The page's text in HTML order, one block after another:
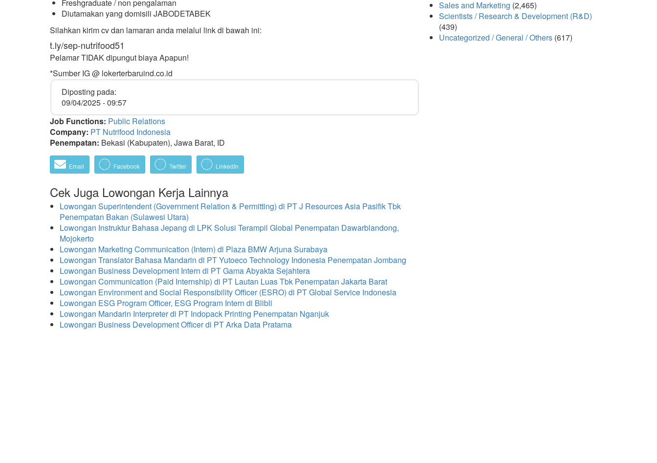
Freshgraduate / non pengalaman
Diutamakan yang domisili JABODETABEK
Silahkan kirim cv dan lamaran anda melalui link di bawah ini:
t.ly/sep-nutrifood51
Pelamar TIDAK dipungut biaya Apapun!
*Sumber IG @ lokerterbaruind.co.id
Diposting pada:
09/04/2025 - 09:57
Job Functions: Public Relations
Company: PT Nutrifood Indonesia
Penempatan: Bekasi (Kabupaten), Jawa Barat, ID
Email Facebook Twitter LinkedIn
Cek Juga Lowongan Kerja Lainnya
Lowongan Superintendent (Government Relation & Permitting) di PT J Resources Asia Pasifik Tbk
Penempatan Bakan (Sulawesi Utara)
Lowongan Instruktur Bahasa Jepang di LPK Solusi Terampil Global Penempatan Dawarblandong,
Mojokerto
Lowongan Marketing Communication (Intern) di Plaza BMW Arjuna Surabaya
Lowongan Translator Bahasa Mandarin di PT Yutoeco Technology Indonesia Penempatan Jombang
Lowongan Business Development Intern di PT Gama Abyakta Sejahtera
Lowongan Communication (Paid Internship) di PT Lautan Luas Tbk Penempatan Jakarta Barat
Lowongan Environment and Social Responsibility Officer (ESRO) di PT Global Service Indonesia
Lowongan ESG Program Officer, ESG Program Intern di Blibli
Lowongan Mandarin Interpreter di PT Indopack Printing Penempatan Nganjuk
Lowongan Business Development Officer di PT Arka Data Pratama
Sales and Marketing (2,465)
Scientists / Research & Development (R&D)
(439)
Uncategorized / General / Others (617)